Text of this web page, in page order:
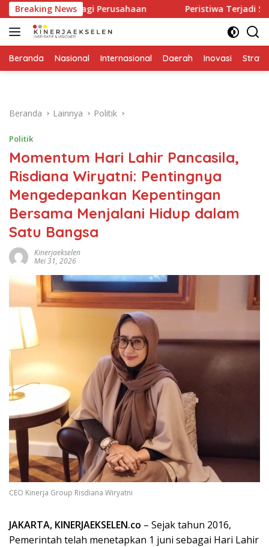
Langsung
ke
konten
Breaking News
Keras Bagi Perusahaan Peristiwa Terjadi Sekali,
Beranda Nasional Internasional Daerah Inovasi
Beranda Lainnya Politik
Politik
Momentum Hari Lahir Pancasila,
Risdiana Wiryatni: Pentingnya
Mengedepankan Kepentingan
Bersama Menjalani Hidup dalam
Satu Bangsa
Kinerjaekselen
Mei 31, 2026
CEO Kinerja Group Risdiana Wiryatni
JAKARTA, KINERJAEKSELEN.co – Sejak tahun 2016,
Pemerintah telah menetapkan 1 juni sebagai Hari Lahir